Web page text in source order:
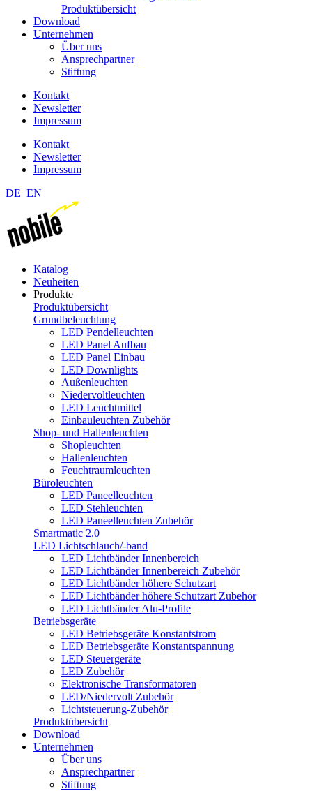
Produktübersicht
Download
Unternehmen
Über uns
Ansprechpartner
Stiftung
Kontakt
Newsletter
Impressum
Kontakt
Newsletter
Impressum
DE EN
Katalog
Neuheiten
Produkte
Produktübersicht
Grundbeleuchtung
LED Pendelleuchten
LED Panel Aufbau
LED Panel Einbau
LED Downlights
Außenleuchten
Niedervoltleuchten
LED Leuchtmittel
Einbauleuchten Zubehör
Shop- und Hallenleuchten
Shopleuchten
Hallenleuchten
Feuchtraumleuchten
Büroleuchten
LED Paneelleuchten
LED Stehleuchten
LED Paneelleuchten Zubehör
Smartmatic 2.0
LED Lichtschlauch/-band
LED Lichtbänder Innenbereich
LED Lichtbänder Innenbereich Zubehör
LED Lichtbänder höhere Schutzart
LED Lichtbänder höhere Schutzart Zubehör
LED Lichtbänder Alu-Profile
Betriebsgeräte
LED Betriebsgeräte Konstantstrom
LED Betriebsgeräte Konstantspannung
LED Steuergeräte
LED Zubehör
Elektronische Transformatoren
LED/Niedervolt Zubehör
Lichtsteuerung-Zubehör
Produktübersicht
Download
Unternehmen
Über uns
Ansprechpartner
Stiftung